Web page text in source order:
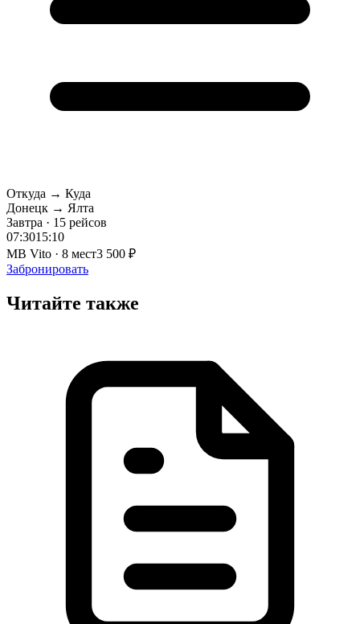
Откуда → Куда
Донецк → Ялта
Завтра · 15 рейсов
07:3015:10
MB Vito · 8 мест3 500 ₽
Забронировать
Читайте также